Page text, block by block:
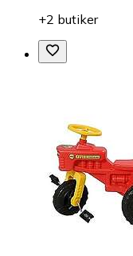
+2 butiker